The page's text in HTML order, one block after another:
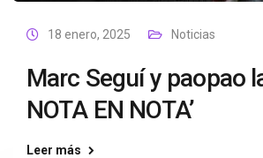
18 enero, 2025 Noticias
Marc Seguí y paopao
NOTA EN NOTA’
Leer más